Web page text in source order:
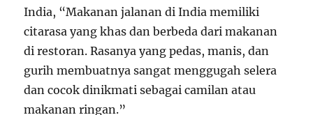
India, “Makanan jalanan di India memiliki
citarasa yang khas dan berbeda dari makanan
di restoran. Rasanya yang pedas, manis, dan
gurih membuatnya sangat menggugah selera
dan cocok dinikmati sebagai camilan atau
makanan ringan.”